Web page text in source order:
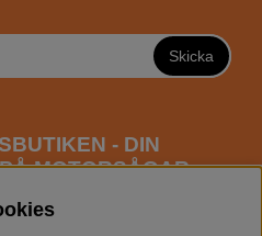
Skicka
- DIN
MOTORSÅGAR